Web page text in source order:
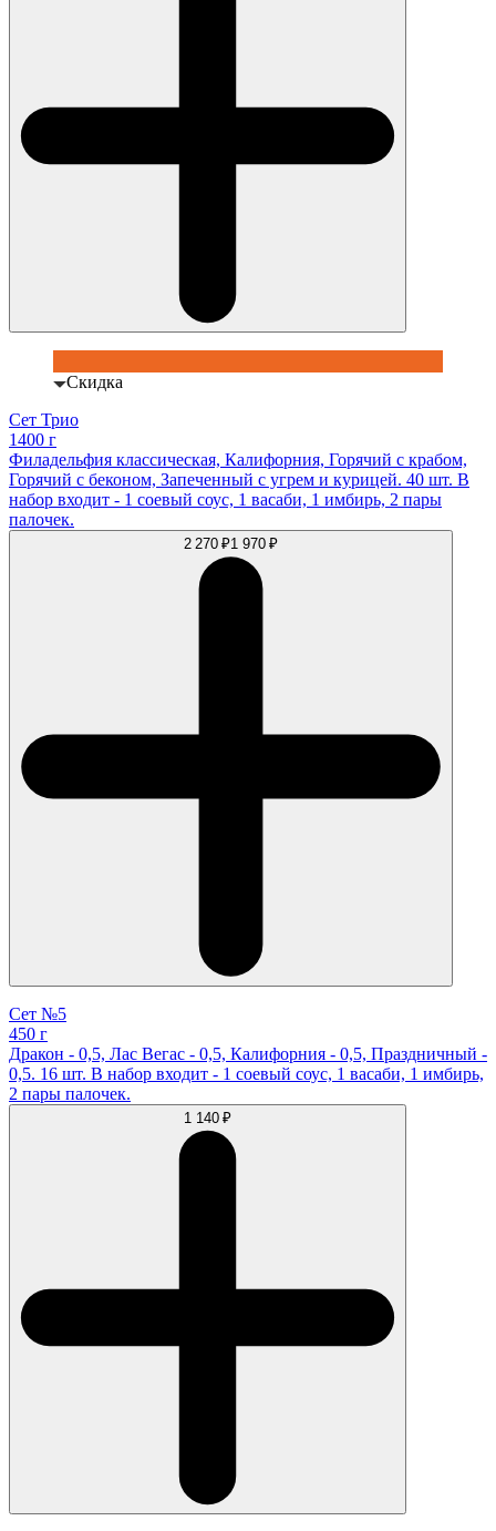
Скидка
Сет Трио
1400 г
Филадельфия классическая, Калифорния, Горячий с крабом,
Горячий с беконом, Запеченный с угрем и курицей. 40 шт. В
набор входит - 1 соевый соус, 1 васаби, 1 имбирь, 2 пары
палочек.
2 270 ₽1 970 ₽
Сет №5
450 г
Дракон - 0,5, Лас Вегас - 0,5, Калифорния - 0,5, Праздничный -
0,5. 16 шт. В набор входит - 1 соевый соус, 1 васаби, 1 имбирь,
2 пары палочек.
1 140 ₽